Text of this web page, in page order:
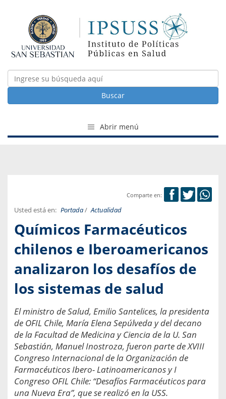
Buscar
Abrir menú
Comparte en:
Usted está en: Portada/ Actualidad
Químicos Farmacéuticos
chilenos e Iberoamericanos
analizaron los desafíos de
los sistemas de salud
El ministro de Salud, Emilio Santelices, la presidenta
de OFIL Chile, María Elena Sepúlveda y del decano
de la Facultad de Medicina y Ciencia de la U. San
Sebastián, Manuel Inostroza, fueron parte de XVIII
Congreso Internacional de la Organización de
Farmacéuticos Ibero- Latinoamericanos y I
Congreso OFIL Chile: “Desafíos Farmacéuticos para
una Nueva Era”, que se realizó en la USS.